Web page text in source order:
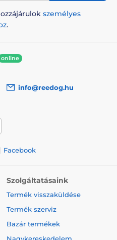
szögben sem. A
továbbá
nélkül sétáltathatja
alkalmazkodik a
személyes
.
online
info@reedog.hu
Facebook
Szolgáltatásaink
Termék visszaküldése
Termék szerviz
Bazár termékek